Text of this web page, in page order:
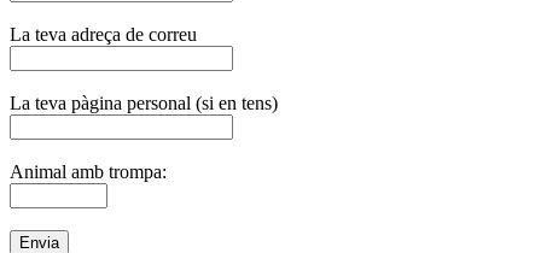
La teva adreça de correu
La teva pàgina personal (si en tens)
Animal amb trompa: